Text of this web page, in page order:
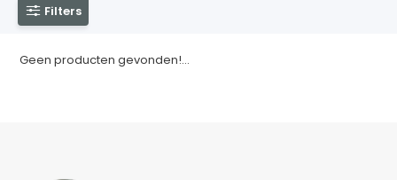
Filters
Geen producten gevonden!...